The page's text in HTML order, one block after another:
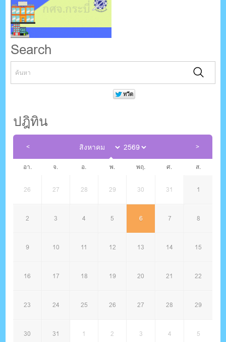
Search
ปฎิทิน
อา. จ. อ. พ. พฤ. ศ. ส.
26 27 28 29 30 31 1
2 3 4 5 6 7 8
9 10 11 12 13 14 15
16 17 18 19 20 21 22
23 24 25 26 27 28 29
30 31 1 2 3 4 5